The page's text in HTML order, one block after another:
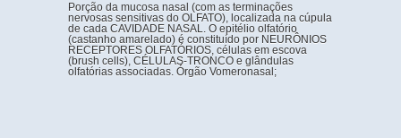
Porção da mucosa nasal (com as terminações
nervosas sensitivas do OLFATO), localizada na cúpula
de cada CAVIDADE NASAL. O epitélio olfatório
(castanho amarelado) é constituído por NEURÔNIOS
RECEPTORES OLFATÓRIOS, células em escova
(brush cells), CÉLULAS-TRONCO e glândulas
olfatórias associadas. Órgão Vomeronasal;